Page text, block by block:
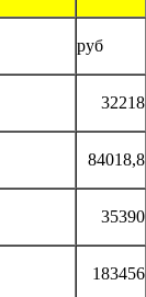
руб
32218
84018,8
35390
183456